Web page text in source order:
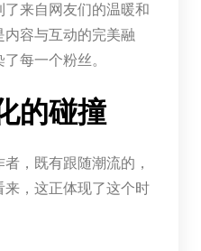
来自网友们的温暖和
容与互动的完美融
每一个粉丝。
的碰撞
，既有跟随潮流的，
，这正体现了这个时